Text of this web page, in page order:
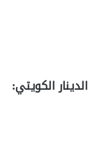
الكويتي: